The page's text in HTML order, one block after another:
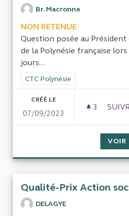
Br. Macronne
NON RETENUE
Question posée au
de la Polynésie française
jours...
Filtrer les résultats de la
CTC Polynésie
CRÉÉ LE
07/09/2023
3 3
VOIR
Qualité-Prix Action
DELAGYE